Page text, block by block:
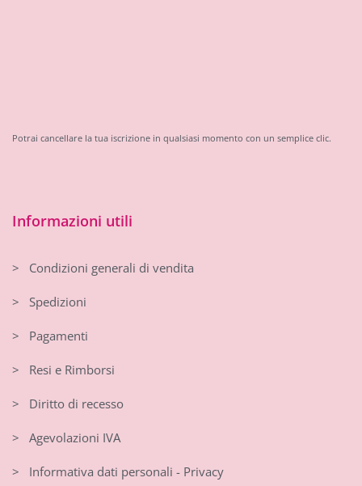
Potrai cancellare la tua iscrizione in qualsiasi momento con un semplice clic.
Informazioni utili
> Condizioni generali di vendita
> Spedizioni
> Pagamenti
> Resi e Rimborsi
> Diritto di recesso
> Agevolazioni IVA
> Informativa dati personali - Privacy